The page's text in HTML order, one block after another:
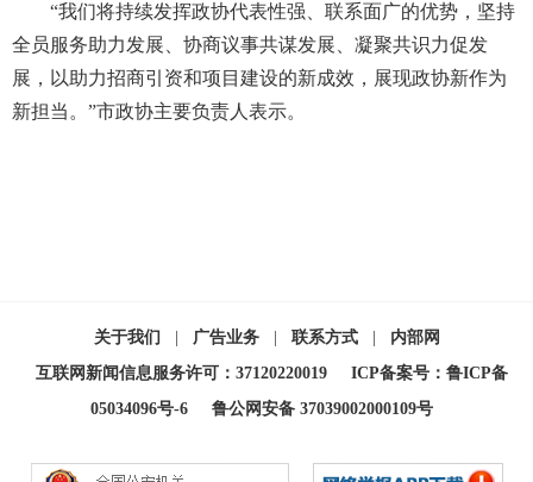
“我们将持续发挥政协代表性强、联系面广的优势，坚持
全员服务助力发展、协商议事共谋发展、凝聚共识力促发
展，以助力招商引资和项目建设的新成效，展现政协新作为
新担当。”市政协主要负责人表示。
关于我们 广告业务 联系方式
内部网
互联网新闻信息服务许可：37120220019
ICP备案号：鲁ICP备
05034096号-6
鲁公网安备 37039002000109号